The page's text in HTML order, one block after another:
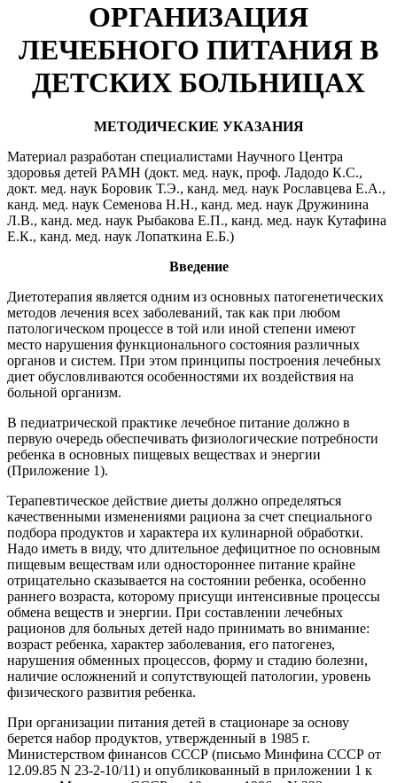
ОРГАНИЗАЦИЯ
ЛЕЧЕБНОГО ПИТАНИЯ В
ДЕТСКИХ БОЛЬНИЦАХ
МЕТОДИЧЕСКИЕ УКАЗАНИЯ
Материал разработан специалистами Научного Центра
здоровья детей РАМН (докт. мед. наук, проф. Ладодо К.С.,
докт. мед. наук Боровик Т.Э., канд. мед. наук Рославцева Е.А.,
канд. мед. наук Семенова Н.Н., канд. мед. наук Дружинина
Л.В., канд. мед. наук Рыбакова Е.П., канд. мед. наук Кутафина
Е.К., канд. мед. наук Лопаткина Е.Б.)
Введение
Диетотерапия является одним из основных патогенетических
методов лечения всех заболеваний, так как при любом
патологическом процессе в той или иной степени имеют
место нарушения функционального состояния различных
органов и систем. При этом принципы построения лечебных
диет обусловливаются особенностями их воздействия на
больной организм.
В педиатрической практике лечебное питание должно в
первую очередь обеспечивать физиологические потребности
ребенка в основных пищевых веществах и энергии
(Приложение 1).
Терапевтическое действие диеты должно определяться
качественными изменениями рациона за счет специального
подбора продуктов и характера их кулинарной обработки.
Надо иметь в виду, что длительное дефицитное по основным
пищевым веществам или одностороннее питание крайне
отрицательно сказывается на состоянии ребенка, особенно
раннего возраста, которому присущи интенсивные процессы
обмена веществ и энергии. При составлении лечебных
рационов для больных детей надо принимать во внимание:
возраст ребенка, характер заболевания, его патогенез,
нарушения обменных процессов, форму и стадию болезни,
наличие осложнений и сопутствующей патологии, уровень
физического развития ребенка.
При организации питания детей в стационаре за основу
берется набор продуктов, утвержденный в 1985 г.
Министерством финансов СССР (письмо Минфина СССР от
12.09.85 N 23-2-10/11) и опубликованный в приложении 1 к